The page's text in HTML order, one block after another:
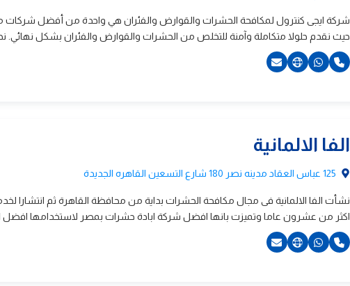
شركة ايجى كنترول لمكافحة الحشرات والقوارض والفئران هي واحدة من أفضل
حيث نقدم حلولا متكاملة وآمنة للتخلص من الحشرات والقوارض والفئران بشكل نهائي.
الفا الالمانية
نشأت الفا الالمانية فى مجال مكافحة الحشرات بداية من محافظة القاهرة ثم انتشارا
اكثر من عشرون عاما وتميزت بانها افضل شركة ابادة حشرات بمصر لاستخدامها افضل